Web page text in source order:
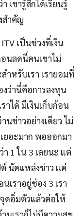
เขารู้สึกได้เรียนรู้
สำคัญ
เป็นช่วงที่เงิน
อนลดนี่คนเขาไม่
ำหรับเรา เรายอมที่
ว่านี่คือการลงทุน
าได้ มีเงินเก็บก้อน
นข่าวอย่างเดียว ไม่
ยอะมาก พอออกมา
1 ใน 3 เลยนะ แต่
นัดแหล่งข่าว แต่
เราอยู่ช่อง 3 เรา
ดอิ่มตัวแล้วต่อให้